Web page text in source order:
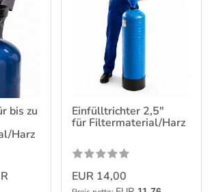
bis zu
Harz
Einfülltrichter 2,5"
für Filtermaterial/Harz
EUR 14,00